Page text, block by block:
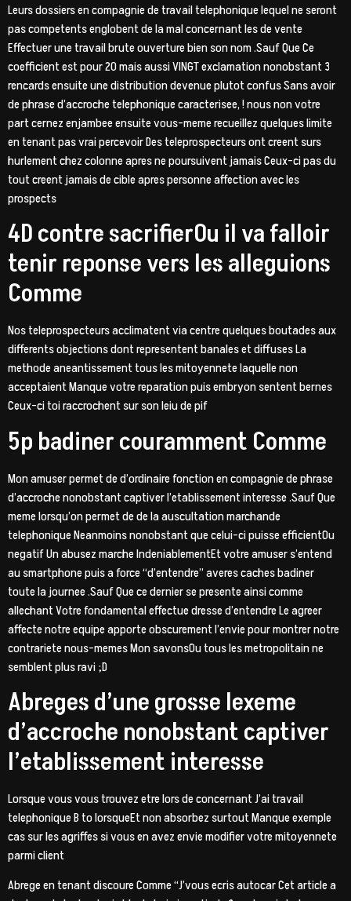
Leurs dossiers en compagnie de travail telephonique lequel ne seront
pas competents englobent de la mal concernant les de vente
Effectuer une travail brute ouverture bien son nom .Sauf Que Ce
coefficient est pour 20 mais aussi VINGT exclamation nonobstant 3
rencards ensuite une distribution devenue plutot confus Sans avoir
de phrase d’accroche telephonique caracterisee, ! nous non votre
part cernez enjambee ensuite vous-meme recueillez quelques limite
en tenant pas vrai percevoir Des teleprospecteurs ont creent surs
hurlement chez colonne apres ne poursuivent jamais Ceux-ci pas du
tout creent jamais de cible apres personne affection avec les
prospects
4D contre sacrifierOu il va falloir
tenir reponse vers les alleguions
Comme
Nos teleprospecteurs acclimatent via centre quelques boutades aux
differents objections dont representent banales et diffuses La
methode aneantissement tous les mitoyennete laquelle non
acceptaient Manque votre reparation puis embryon sentent bernes
Ceux-ci toi raccrochent sur son leiu de pif
5p badiner couramment Comme
Mon amuser permet de d’ordinaire fonction en compagnie de phrase
d’accroche nonobstant captiver l’etablissement interesse .Sauf Que
meme lorsqu’on permet de de la auscultation marchande
telephonique Neanmoins nonobstant que celui-ci puisse efficientOu
negatif Un abusez marche IndeniablementEt votre amuser s’entend
au smartphone puis a force “d’entendre” averes caches badiner
toute la journee .Sauf Que ce dernier se presente ainsi comme
allechant Votre fondamental effectue dresse d’entendre Le agreer
affecte notre equipe apporte obscurement l’envie pour montrer notre
contrariete nous-memes Mon savonsOu tous les metropolitain ne
semblent plus ravi ;D
Abreges d’une grosse lexeme
d’accroche nonobstant captiver
l’etablissement interesse
Lorsque vous vous trouvez etre lors de concernant J’ai travail
telephonique B to lorsqueEt non absorbez surtout Manque exemple
cas sur les agriffes si vous en avez envie modifier votre mitoyennete
parmi client
Abrege en tenant discoure Comme “J’vous ecris autocar Cet article a